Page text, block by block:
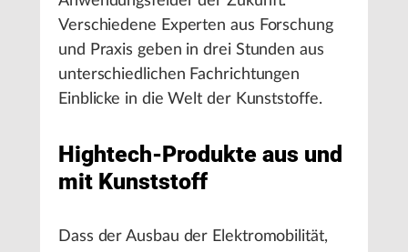
Verschiedene Experten aus Forschung
und Praxis geben in drei Stunden aus
unterschiedlichen Fachrichtungen
Einblicke in die Welt der Kunststoffe.
Hightech-Produkte aus und
mit Kunststoff
Dass der Ausbau der Elektromobilität,